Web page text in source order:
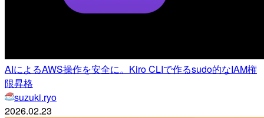
AIによるAWS操作を安全に。Kiro CLIで作るsudo的なIAM権
限昇格
suzuki.ryo
2026.02.23